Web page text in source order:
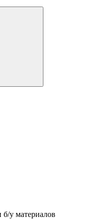
у материалов